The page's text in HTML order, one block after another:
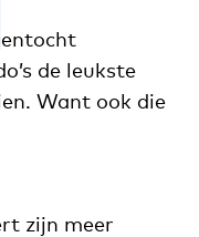
de leukste
Want ook die
zijn meer